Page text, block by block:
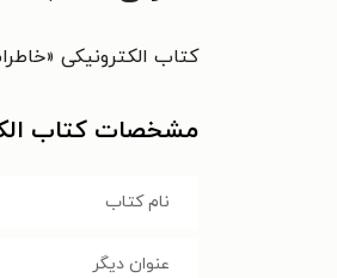
کتاب الکترونیکی
مشخصات کتاب
نام کتاب
عنوان دیگر